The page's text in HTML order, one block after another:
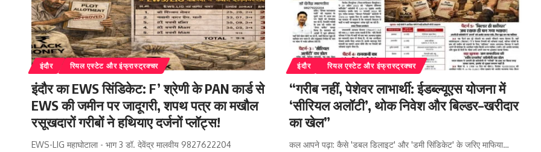
इंदौर रियल एस्टेट और इंफ्रास्ट्रक्चर
इंदौर का EWS सिंडिकेट: F’ श्रेणी के PAN कार्ड से
EWS की जमीन पर जादूगरी, शपथ पत्र का मखौल
रसूखदारों गरीबों ने हथियाए दर्जनों प्लॉट्स!
EWS-LIG महाघोटाला - भाग 3 डॉ. देवेंद्र मालवीय 9827622204
इंदौर रियल एस्टेट और इंफ्रास्ट्रक्चर
“गरीब नहीं, पेशेवर लाभार्थी: ईडब्ल्यूएस योजना में
‘सीरियल अलॉटी’, थोक निवेश और बिल्डर–खरीदार
का खेल”
कल आपने पढ़ा: कैसे 'डबल डिलाइट' और 'डमी सिंडिकेट' के जरिए माफिया…